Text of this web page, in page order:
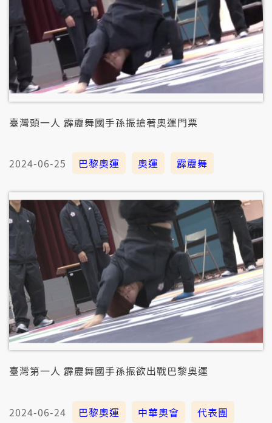
臺灣頭一人 霹靂舞國手孫振搶著奧運門票
2024-06-25 巴黎奧運 奧運 霹靂舞
臺灣第一人 霹靂舞國手孫振欲出戰巴黎奧運
2024-06-24 巴黎奧運 中華奧會
代表團